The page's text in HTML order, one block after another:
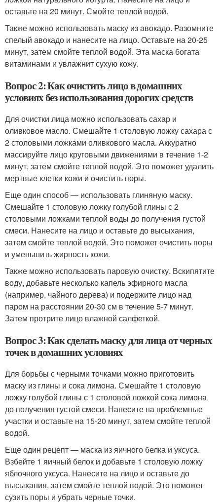
оставьте на 20 минут. Смойте теплой водой.
Также можно использовать маску из авокадо. Разомните
спелый авокадо и нанесите на лицо. Оставьте на 20-25
минут, затем смойте теплой водой. Эта маска богата
витаминами и увлажнит сухую кожу.
Вопрос 2: Как очистить лицо в домашних
условиях без использования дорогих средств
Для очистки лица можно использовать сахар и
оливковое масло. Смешайте 1 столовую ложку сахара с
2 столовыми ложками оливкового масла. Аккуратно
массируйте лицо круговыми движениями в течение 1-2
минут, затем смойте теплой водой. Это поможет удалить
мертвые клетки кожи и очистить поры.
Еще один способ — использовать глиняную маску.
Смешайте 1 столовую ложку голубой глины с 2
столовыми ложками теплой воды до получения густой
смеси. Нанесите на лицо и оставьте до высыхания,
затем смойте теплой водой. Это поможет очистить поры
и уменьшить жирность кожи.
Также можно использовать паровую очистку. Вскипятите
воду, добавьте несколько капель эфирного масла
(например, чайного дерева) и подержите лицо над
паром на расстоянии 20-30 см в течение 5-7 минут.
Затем протрите лицо влажной салфеткой.
Вопрос 3: Как сделать маску для лица от черных
точек в домашних условиях
Для борьбы с черными точками можно приготовить
маску из глины и сока лимона. Смешайте 1 столовую
ложку голубой глины с 1 столовой ложкой сока лимона
до получения густой смеси. Нанесите на проблемные
участки и оставьте на 15-20 минут, затем смойте теплой
водой.
Еще один рецепт — маска из яичного белка и уксуса.
Взбейте 1 яичный белок и добавьте 1 столовую ложку
яблочного уксуса. Нанесите на лицо и оставьте до
высыхания, затем смойте теплой водой. Это поможет
сузить поры и убрать черные точки.